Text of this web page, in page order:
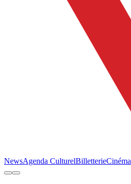
NewsAgenda CulturelBilletterieCinéma